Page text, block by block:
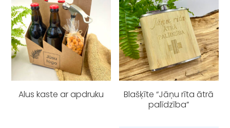
Alus kaste ar apdruku
Blašķīte “Jāņu rīta ātrā
palīdzība”